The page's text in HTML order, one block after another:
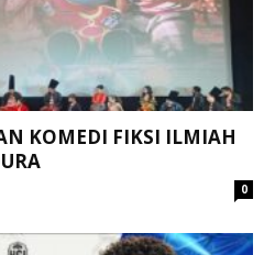
KOMEDI FIKSI ILMIAH
0